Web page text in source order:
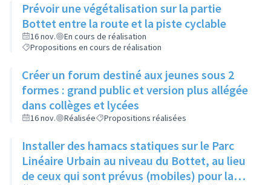
Prévoir une végétalisation sur la partie
Bottet entre la route et la piste cyclable
16 nov.
En cours de réalisation
Propositions en cours de réalisation
Créer un forum destiné aux jeunes sous 2
formes : grand public et version plus allégée
dans collèges et lycées
16 nov. Réalisée Propositions réalisées
Installer des hamacs statiques sur le Parc
Linéaire Urbain au niveau du Bottet, au lieu
de ceux qui sont prévus (mobiles) pour la